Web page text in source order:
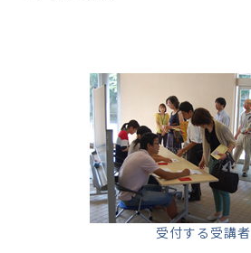
受付する受講者